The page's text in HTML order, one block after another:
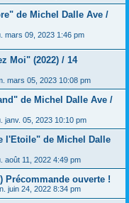
de Michel Dalle Ave /
mars 09, 2023 1:46 pm
Moi" (2022) / 14
mars 05, 2023 10:08 pm
de Michel Dalle Ave /
janv. 05, 2023 10:10 pm
l'Etoile" de Michel Dalle
août 11, 2022 4:49 pm
Précommande ouverte !
juin 24, 2022 8:34 pm